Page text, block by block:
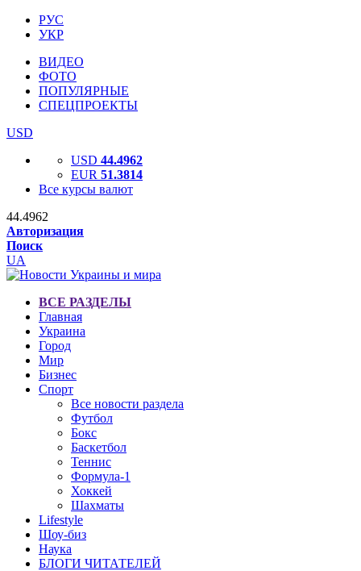
РУС
УКР
ВИДЕО
ФОТО
ПОПУЛЯРНЫЕ
СПЕЦПРОЕКТЫ
USD
USD 44.4962
EUR 51.3814
Все курсы валют
44.4962
Авторизация
Поиск
UA
ВСЕ РАЗДЕЛЫ
Главная
Украина
Город
Мир
Бизнес
Спорт
Все новости раздела
Футбол
Бокс
Баскетбол
Теннис
Формула-1
Хоккей
Шахматы
Lifestyle
Шоу-биз
Наука
БЛОГИ ЧИТАТЕЛЕЙ